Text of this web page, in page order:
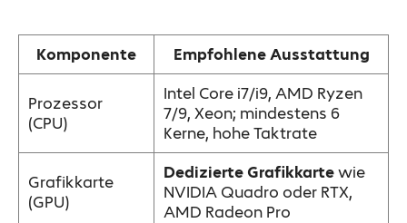
Komponente Empfohlene Ausstattung
Prozessor
(CPU)
Intel Core i7/i9, AMD Ryzen
7/9, Xeon; mindestens 6
Kerne, hohe Taktrate
Grafikkarte
(GPU)
Dedizierte Grafikkartewie
NVIDIA Quadro oder RTX,
AMD Radeon Pro